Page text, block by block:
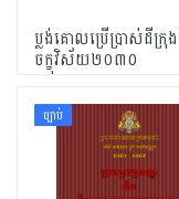
ប្លង់គោលប្រើប្រាស់ដីក្រុ
ចក្ខុវិស័យ២០៣០
ច្បាប់